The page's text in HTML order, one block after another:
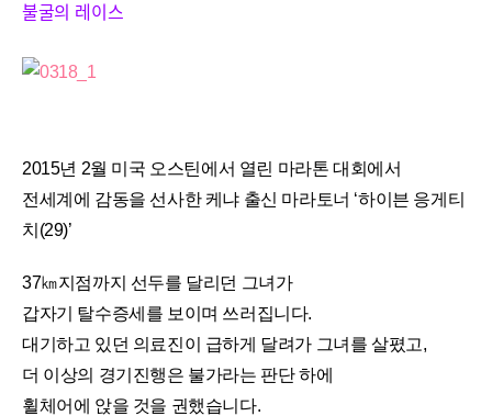
불굴의 레이스
2015년 2월 미국 오스틴에서 열린 마라톤 대회에서
전세계에 감동을 선사한 케냐 출신 마라토너 ‘하이븐 응게티
치(29)’
37㎞지점까지 선두를 달리던 그녀가
갑자기 탈수증세를 보이며 쓰러집니다.
대기하고 있던 의료진이 급하게 달려가 그녀를 살폈고,
더 이상의 경기진행은 불가라는 판단 하에
휠체어에 앉을 것을 권했습니다.